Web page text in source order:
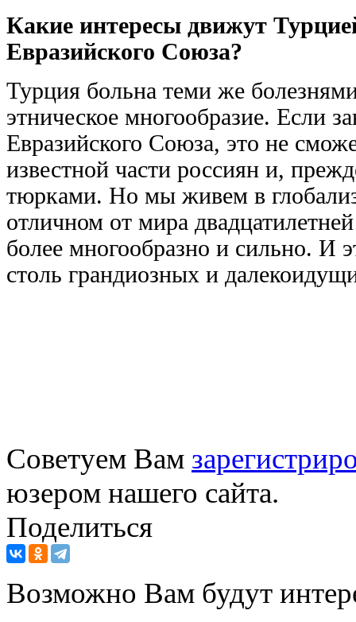
Какие интересы движут
Евразийского Союза?
Турция больна теми же
этническое многообразие. Если
Евразийского Союза, это не
известной части россиян и,
тюрками. Но мы живем в
отличном от мира
более многообразно и сильно. И
столь грандиозных и
Советуем Вам
юзером нашего сайта.
Поделиться
Возможно Вам будут